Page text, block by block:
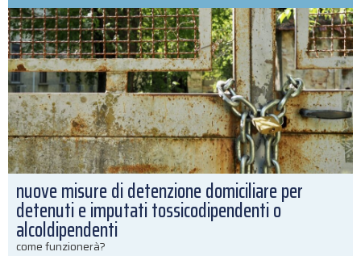
nuove misure di detenzione domiciliare per
detenuti e imputati tossicodipendenti o
alcoldipendenti
come funzionerà?